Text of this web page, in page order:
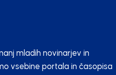
mladih novinarjev in
vsebine portala in časopisa